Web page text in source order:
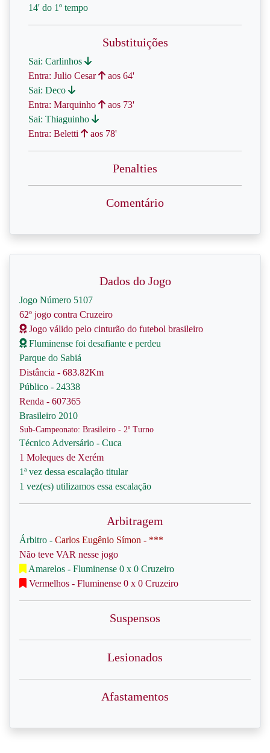
14' do 1º tempo
Substituições
Sai: Carlinhos
Entra: Julio Cesar
aos 64'
Sai: Deco
Entra: Marquinho
aos 73'
Sai: Thiaguinho
Entra: Beletti
aos 78'
Penalties
Comentário
Dados do Jogo
Jogo Número 5107
62º jogo contra Cruzeiro
Jogo válido pelo cinturão do futebol brasileiro
Fluminense foi desafiante e perdeu
Parque do Sabiá
Distância - 683.82Km
Público - 24338
Renda - 607365
Brasileiro 2010
Sub-Campeonato: Brasileiro - 2º Turno
Técnico Adversário - Cuca
1 Moleques de Xerém
1ª vez dessa escalação titular
1 vez(es) utilizamos essa escalação
Arbitragem
Árbitro - Carlos Eugênio Símon - ***
Não teve VAR nesse jogo
Amarelos - Fluminense 0 x 0 Cruzeiro
Vermelhos - Fluminense 0 x 0 Cruzeiro
Suspensos
Lesionados
Afastamentos